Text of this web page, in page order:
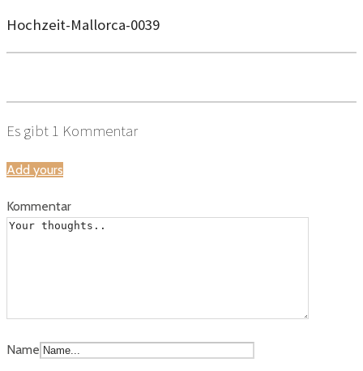
Hochzeit-Mallorca-0039
Es gibt 1 Kommentar
Add yours
Kommentar
Name